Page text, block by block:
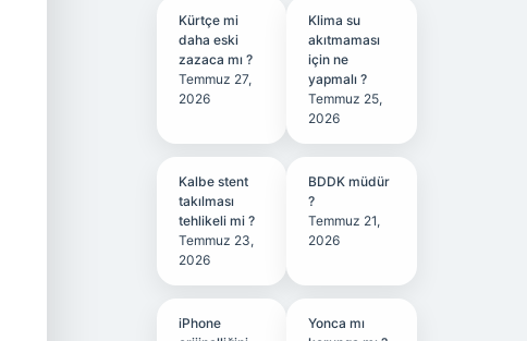
Kürtçe mi
daha eski
zazaca mı ?
Temmuz 27,
2026
Klima su
akıtmaması
için ne
yapmalı ?
Temmuz 25,
2026
Kalbe stent
takılması
tehlikeli mi ?
Temmuz 23,
2026
BDDK müdür
?
Temmuz 21,
2026
iPhone
Yonca mı